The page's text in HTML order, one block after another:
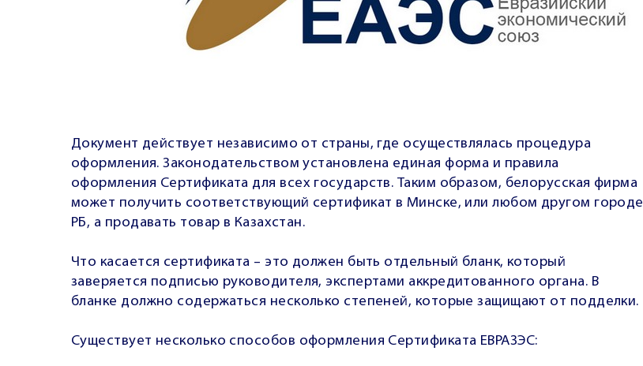
Документ действует независимо от страны, где осуществлялась процедура
оформления. Законодательством установлена единая форма и правила
оформления Сертификата для всех государств. Таким образом, белорусская фирма
может получить соответствующий сертификат в Минске, или любом другом городе
РБ, а продавать товар в Казахстан.
Что касается сертификата – это должен быть отдельный бланк, который
заверяется подписью руководителя, экспертами аккредитованного органа. В
бланке должно содержаться несколько степеней, которые защищают от подделки.
Существует несколько способов оформления Сертификата ЕВРАЗЭС: